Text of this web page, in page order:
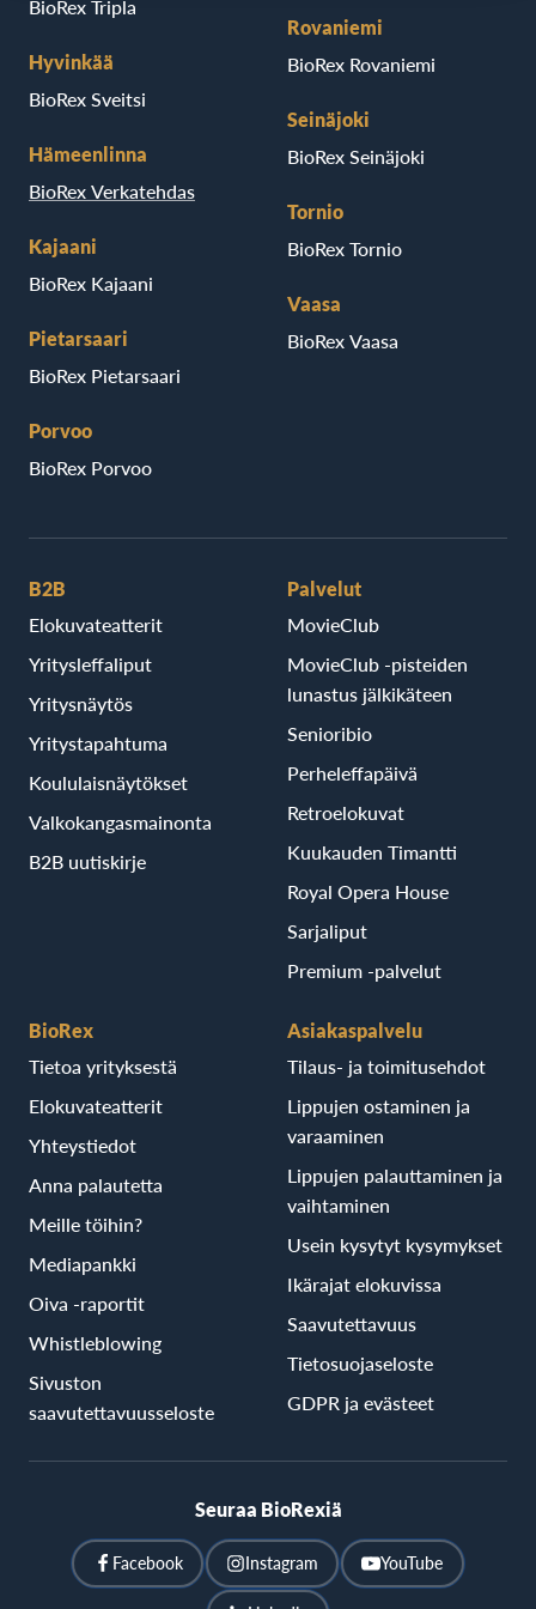
BioRex Tripla
Hyvinkää
BioRex Sveitsi
Hämeenlinna
BioRex Verkatehdas
Kajaani
BioRex Kajaani
Pietarsaari
BioRex Pietarsaari
Porvoo
BioRex Porvoo
Rovaniemi
BioRex Rovaniemi
Seinäjoki
BioRex Seinäjoki
Tornio
BioRex Tornio
Vaasa
BioRex Vaasa
B2B
Elokuvateatterit
Yritysleffaliput
Yritysnäytös
Yritystapahtuma
Koululaisnäytökset
Valkokangasmainonta
B2B uutiskirje
Palvelut
MovieClub
MovieClub -pisteiden
lunastus jälkikäteen
Senioribio
Perheleffapäivä
Retroelokuvat
Kuukauden Timantti
Royal Opera House
Sarjaliput
Premium -palvelut
BioRex
Tietoa yrityksestä
Elokuvateatterit
Yhteystiedot
Anna palautetta
Meille töihin?
Mediapankki
Oiva -raportit
Whistleblowing
Sivuston
saavutettavuusseloste
Asiakaspalvelu
Tilaus- ja toimitusehdot
Lippujen ostaminen ja
varaaminen
Lippujen palauttaminen ja
vaihtaminen
Usein kysytyt kysymykset
Ikärajat elokuvissa
Saavutettavuus
Tietosuojaseloste
GDPR ja evästeet
Seuraa BioRexiä
Facebook Instagram YouTube